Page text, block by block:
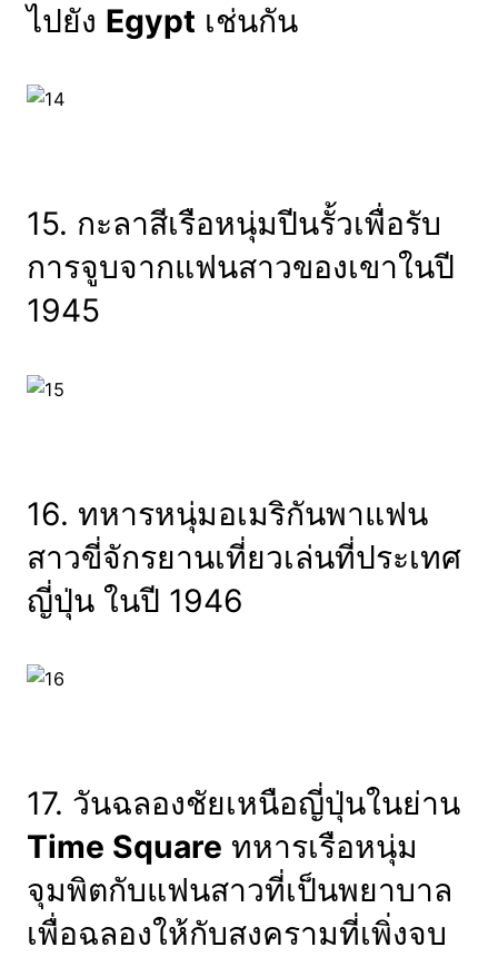
ไปยัง Egypt เช่นกัน
15. กะลาสีเรือหนุ่มปีนรั้วเพื่อรับ
การจูบจากแฟนสาวของเขาในปี
1945
16. ทหารหนุ่มอเมริกันพาแฟน
สาวขี่จักรยานเที่ยวเล่นที่ประเทศ
ญี่ปุ่น ในปี 1946
17. วันฉลองชัยเหนือญี่ปุ่นในย่าน
Time Square ทหารเรือหนุ่ม
จุมพิตกับแฟนสาวที่เป็นพยาบาล
เพื่อฉลองให้กับสงครามที่เพิ่งจบ